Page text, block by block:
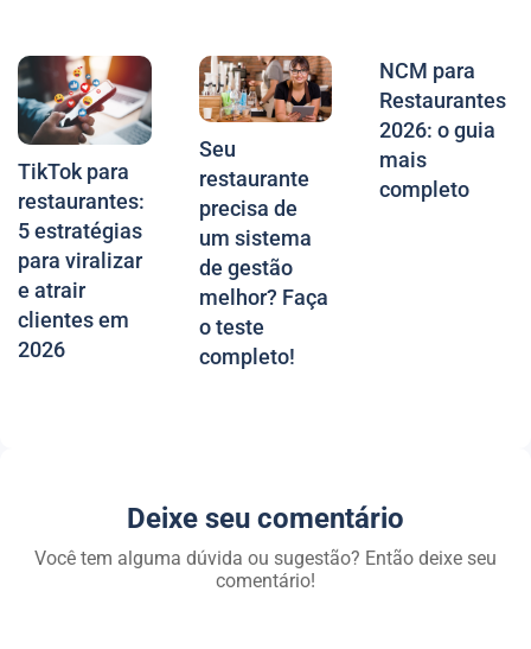
TikTok para
restaurantes:
5 estratégias
para viralizar
e atrair
clientes em
2026
Seu
restaurante
precisa de
um sistema
de gestão
melhor? Faça
o teste
completo!
NCM para
Restaurantes
2026: o guia
mais
completo
Deixe seu comentário
Você tem alguma dúvida ou sugestão? Então deixe seu
comentário!